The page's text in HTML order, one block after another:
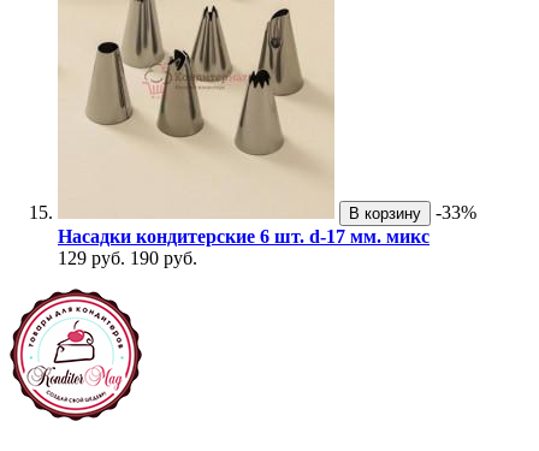
В корзину
-33%
Насадки кондитерские 6 шт. d-17 мм. микс
129 руб. 190 руб.